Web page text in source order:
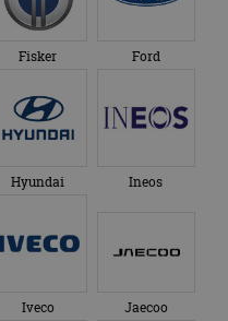
Fisker Ford
Hyundai Ineos
Iveco Jaecoo